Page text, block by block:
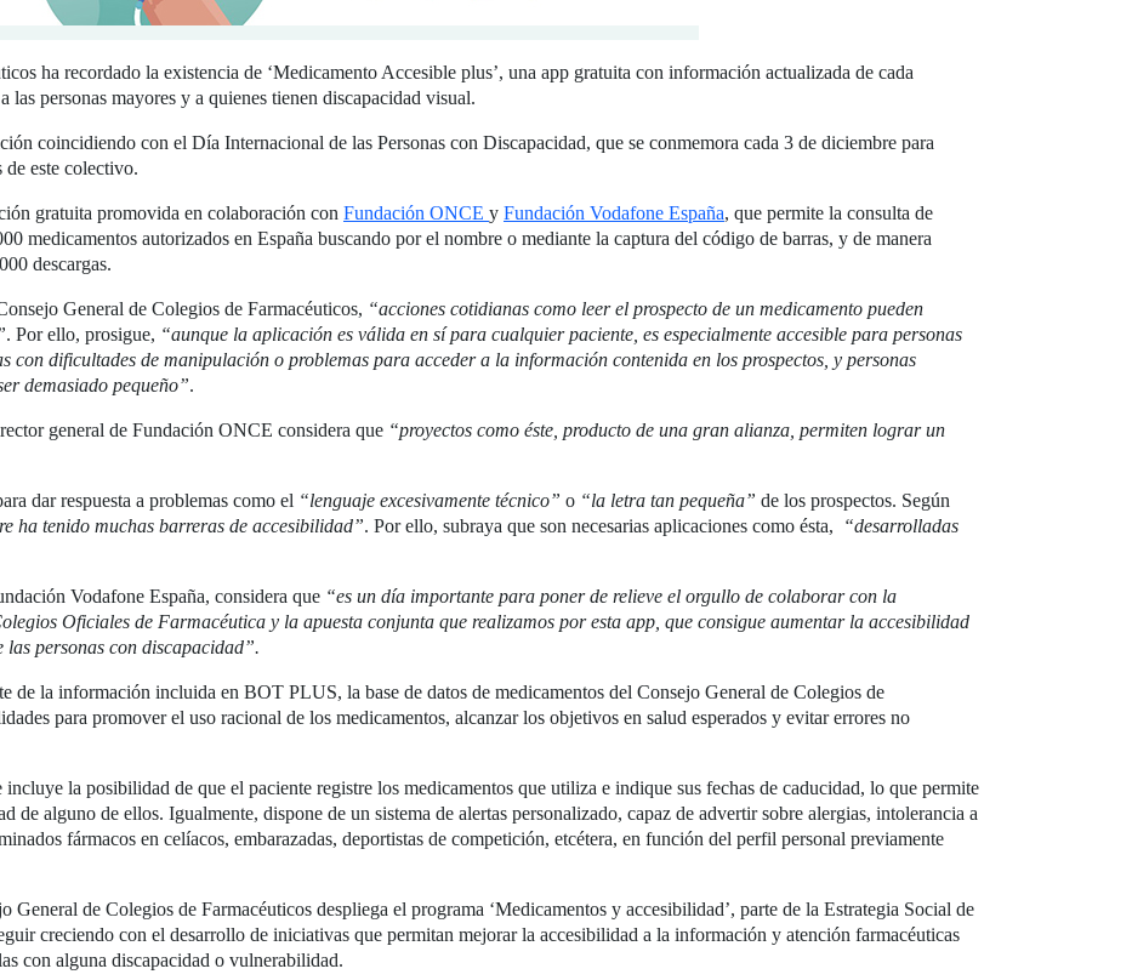
ha recordado la existencia de ‘Medicamento Accesible plus’, una app gratuita con información actualizada de cada
las personas mayores y a quienes tienen discapacidad visual.
coincidiendo con el Día Internacional de las Personas con Discapacidad, que se conmemora cada 3 de diciembre para
de este colectivo.
gratuita promovida en colaboración con Fundación ONCE y Fundación Vodafone España, que permite la consulta de
medicamentos autorizados en España buscando por el nombre o mediante la captura del código de barras, y de manera
descargas.
General de Colegios de Farmacéuticos, “acciones cotidianas como leer el prospecto de un medicamento pueden
. Por ello, prosigue, “aunque la aplicación es válida en sí para cualquier paciente, es especialmente accesible para personas
con dificultades de manipulación o problemas para acceder a la información contenida en los prospectos, y personas
demasiado pequeño”.
general de Fundación ONCE considera que “proyectos como éste, producto de una gran alianza, permiten lograr un
dar respuesta a problemas como el “lenguaje excesivamente técnico” o “la letra tan pequeña” de los prospectos. Según
ha tenido muchas barreras de accesibilidad”. Por ello, subraya que son necesarias aplicaciones como ésta,
“desarrolladas
Vodafone España, considera que “es un día importante para poner de relieve el orgullo de colaborar con la
Oficiales de Farmacéutica y la apuesta conjunta que realizamos por esta app, que consigue aumentar la accesibilidad
personas con discapacidad”.
de la información incluida en BOT PLUS, la base de datos de medicamentos del Consejo General de Colegios de
para promover el uso racional de los medicamentos, alcanzar los objetivos en salud esperados y evitar errores no
incluye la posibilidad de que el paciente registre los medicamentos que utiliza e indique sus fechas de caducidad, lo que permite
de alguno de ellos. Igualmente, dispone de un sistema de alertas personalizado, capaz de advertir sobre alergias, intolerancia a
fármacos en celíacos, embarazadas, deportistas de competición, etcétera, en función del perfil personal previamente
General de Colegios de Farmacéuticos despliega el programa ‘Medicamentos y accesibilidad’, parte de la Estrategia Social de
creciendo con el desarrollo de iniciativas que permitan mejorar la accesibilidad a la información y atención farmacéuticas
con alguna discapacidad o vulnerabilidad.